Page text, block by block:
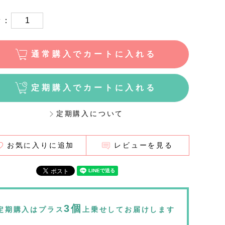
通常購入でカートに入れる
定期購入でカートに入れる
定期購入について
お気に入りに追加 レビューを見る
期購入はプラス3個 上乗せしてお届けします